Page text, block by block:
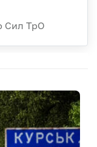
Сил ТрО